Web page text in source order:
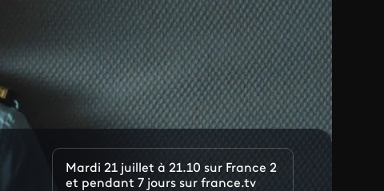
Mardi 21 juillet à 21.10 sur France 2
et pendant 7 jours sur france.tv